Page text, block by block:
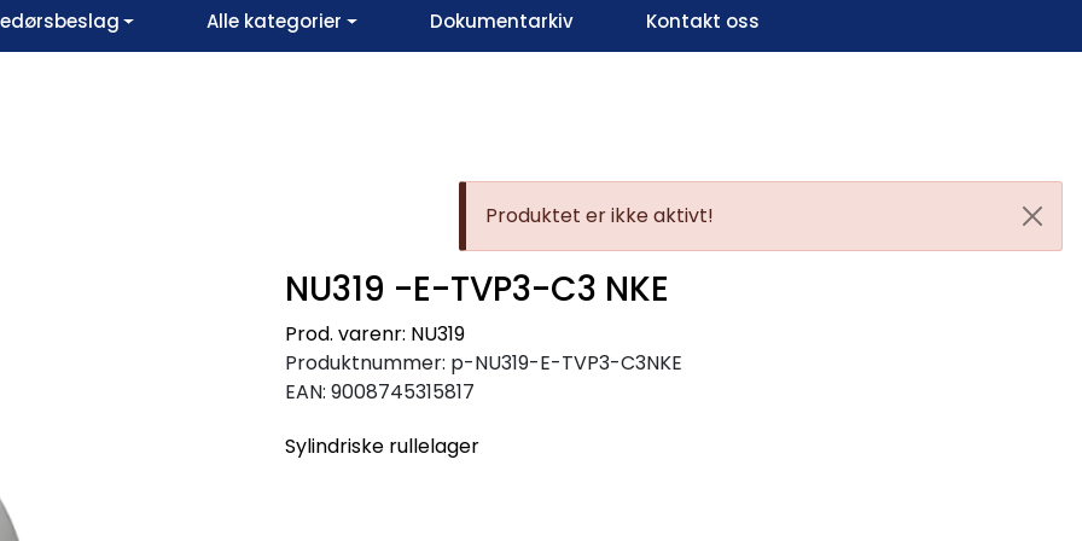
Infosenter
Alle kategorier Dokumentarkiv Kontakt oss
Produktet er ikke aktivt!
NU319 -E-TVP3-C3 NKE
Prod. varenr: NU319
Produktnummer: p-NU319-E-TVP3-C3NKE
EAN: 9008745315817
Sylindriske rullelager